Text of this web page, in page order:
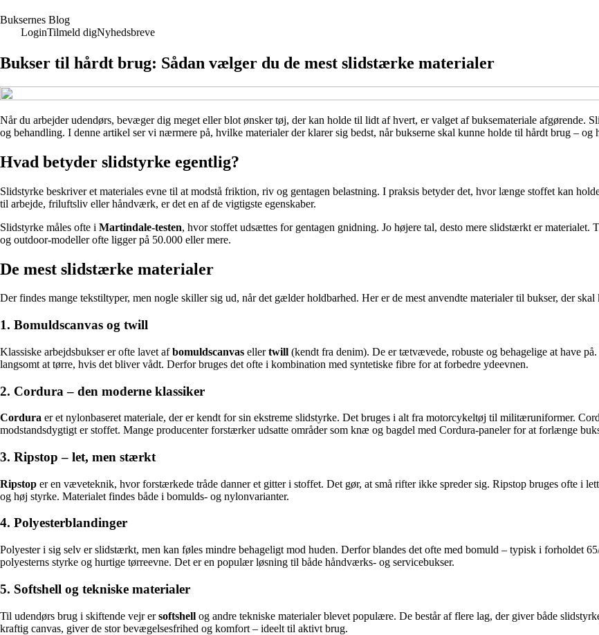
Buksernes Blog
LoginTilmeld digNyhedsbreve
Bukser til hårdt brug: Sådan vælger du de mest slidstærke materialer
Når du arbejder udendørs, bevæger dig meget eller blot ønsker tøj, der kan holde til lidt af hvert, er valget af buksemateriale
og behandling. I denne artikel ser vi nærmere på, hvilke materialer der klarer sig bedst, når bukserne skal kunne holde til hårdt brug –
Hvad betyder slidstyrke egentlig?
Slidstyrke beskriver et materiales evne til at modstå friktion, riv og gentagen belastning. I praksis betyder det, hvor længe stoffet kan
til arbejde, friluftsliv eller håndværk, er det en af de vigtigste egenskaber.
Slidstyrke måles ofte i Martindale-testen, hvor stoffet udsættes for gentagen gnidning. Jo højere tal, desto mere slidstærkt er
og outdoor-modeller ofte ligger på 50.000 eller mere.
De mest slidstærke materialer
Der findes mange tekstiltyper, men nogle skiller sig ud, når det gælder holdbarhed. Her er de mest anvendte materialer til bukser, der skal
1. Bomuldscanvas og twill
Klassiske arbejdsbukser er ofte lavet afbomuldscanvas ellertwill (kendt fra denim). De er tætvævede, robuste og behagelige at have
langsomt at tørre, hvis det bliver vådt. Derfor bruges det ofte i kombination med syntetiske fibre for at forbedre ydeevnen.
2. Cordura – den moderne klassiker
Cordura er et nylonbaseret materiale, der er kendt for sin ekstreme slidstyrke. Det bruges i alt fra motorcykeltøj til militæruniformer.
modstandsdygtigt er stoffet. Mange producenter forstærker udsatte områder som knæ og bagdel med Cordura-paneler for at forlænge
3. Ripstop – let, men stærkt
Ripstop er en væveteknik, hvor forstærkede tråde danner et gitter i stoffet. Det gør, at små rifter ikke spreder sig. Ripstop bruges ofte i
og høj styrke. Materialet findes både i bomulds- og nylonvarianter.
4. Polyesterblandinger
Polyester i sig selv er slidstærkt, men kan føles mindre behageligt mod huden. Derfor blandes det ofte med bomuld – typisk i forholdet
polyesterns styrke og hurtige tørreevne. Det er en populær løsning til både håndværks- og servicebukser.
5. Softshell og tekniske materialer
Til udendørs brug i skiftende vejr ersoftshell og andre tekniske materialer blevet populære. De består af flere lag, der giver både
kraftig canvas, giver de stor bevægelsesfrihed og komfort – ideelt til aktivt brug.